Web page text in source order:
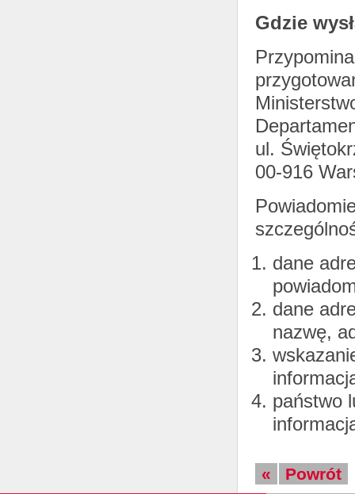
Gdzie
ul.
00-916
dane
dane
nazwę,
państwo
« Powrót